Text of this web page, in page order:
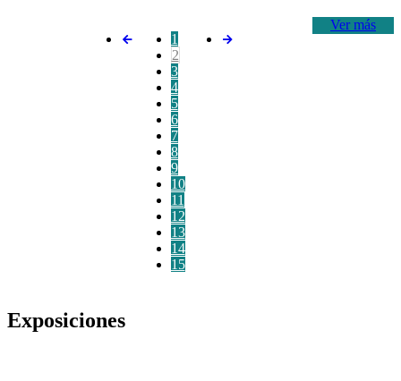
Ver más
1
2
3
4
5
6
7
8
9
10
11
12
13
14
15
Exposiciones